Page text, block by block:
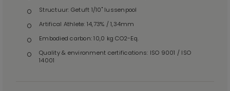
Structuur: Getuft 1/10" lussenpool
Artifical Athlete: 14,73% / 1,34mm
Embodied carbon: 10,0 kg CO2-Eq.
Quality & environment certifications: ISO 9001 / ISO
14001